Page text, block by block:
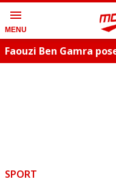
menu
MENU
Faouzi Ben Gamra
SPORT